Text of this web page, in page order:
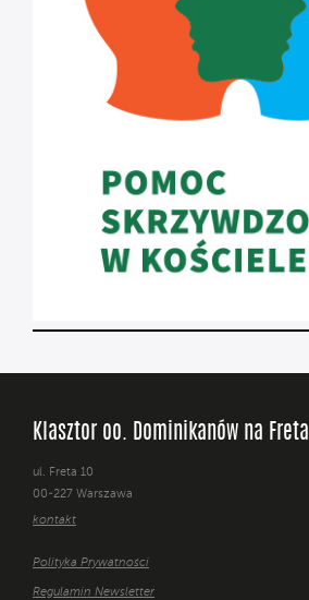
Klasztor oo. Dominikanów na Freta
ul. Freta 10
00-227 Warszawa
kontakt
Polityka Prywatności
Regulamin Newsletter